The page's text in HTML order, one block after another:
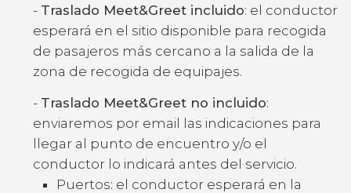
- Traslado Meet&Greet incluido: el conductor
esperará en el sitio disponible para recogida
de pasajeros más cercano a la salida de la
zona de recogida de equipajes.
- Traslado Meet&Greet no incluido:
enviaremos por email las indicaciones para
llegar al punto de encuentro y/o el
conductor lo indicará antes del servicio.
Puertos: el conductor esperará en la